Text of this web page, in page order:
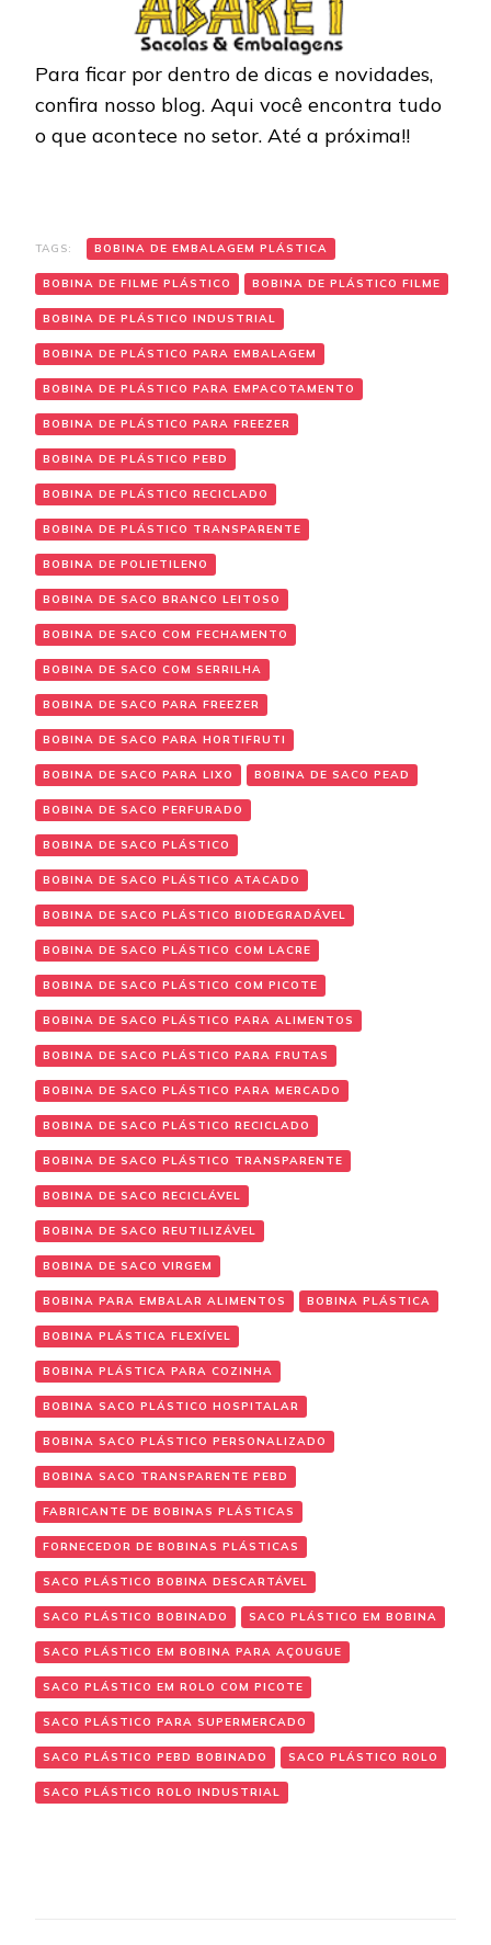
Para ficar por dentro de dicas e novidades,
confira nosso blog. Aqui você encontra tudo
o que acontece no setor. Até a próxima!!
TAGS: BOBINA DE EMBALAGEM PLÁSTICA
BOBINA DE FILME PLÁSTICO BOBINA DE PLÁSTICO FILME
BOBINA DE PLÁSTICO INDUSTRIAL
BOBINA DE PLÁSTICO PARA EMBALAGEM
BOBINA DE PLÁSTICO PARA EMPACOTAMENTO
BOBINA DE PLÁSTICO PARA FREEZER
BOBINA DE PLÁSTICO PEBD
BOBINA DE PLÁSTICO RECICLADO
BOBINA DE PLÁSTICO TRANSPARENTE
BOBINA DE POLIETILENO
BOBINA DE SACO BRANCO LEITOSO
BOBINA DE SACO COM FECHAMENTO
BOBINA DE SACO COM SERRILHA
BOBINA DE SACO PARA FREEZER
BOBINA DE SACO PARA HORTIFRUTI
BOBINA DE SACO PARA LIXO BOBINA DE SACO PEAD
BOBINA DE SACO PERFURADO
BOBINA DE SACO PLÁSTICO
BOBINA DE SACO PLÁSTICO ATACADO
BOBINA DE SACO PLÁSTICO BIODEGRADÁVEL
BOBINA DE SACO PLÁSTICO COM LACRE
BOBINA DE SACO PLÁSTICO COM PICOTE
BOBINA DE SACO PLÁSTICO PARA ALIMENTOS
BOBINA DE SACO PLÁSTICO PARA FRUTAS
BOBINA DE SACO PLÁSTICO PARA MERCADO
BOBINA DE SACO PLÁSTICO RECICLADO
BOBINA DE SACO PLÁSTICO TRANSPARENTE
BOBINA DE SACO RECICLÁVEL
BOBINA DE SACO REUTILIZÁVEL
BOBINA DE SACO VIRGEM
BOBINA PARA EMBALAR ALIMENTOS BOBINA PLÁSTICA
BOBINA PLÁSTICA FLEXÍVEL
BOBINA PLÁSTICA PARA COZINHA
BOBINA SACO PLÁSTICO HOSPITALAR
BOBINA SACO PLÁSTICO PERSONALIZADO
BOBINA SACO TRANSPARENTE PEBD
FABRICANTE DE BOBINAS PLÁSTICAS
FORNECEDOR DE BOBINAS PLÁSTICAS
SACO PLÁSTICO BOBINA DESCARTÁVEL
SACO PLÁSTICO BOBINADO SACO PLÁSTICO EM BOBINA
SACO PLÁSTICO EM BOBINA PARA AÇOUGUE
SACO PLÁSTICO EM ROLO COM PICOTE
SACO PLÁSTICO PARA SUPERMERCADO
SACO PLÁSTICO PEBD BOBINADO SACO PLÁSTICO ROLO
SACO PLÁSTICO ROLO INDUSTRIAL